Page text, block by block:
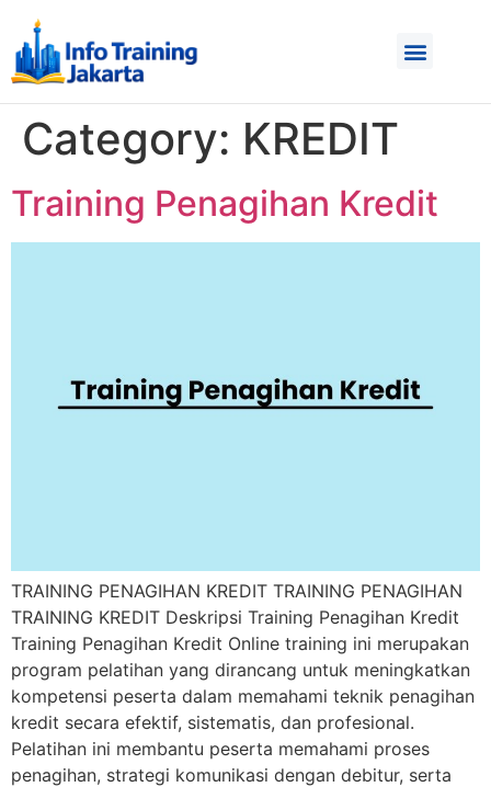
Category: KREDIT
Training Penagihan Kredit
TRAINING PENAGIHAN KREDIT TRAINING PENAGIHAN
TRAINING KREDIT Deskripsi Training Penagihan Kredit
Training Penagihan Kredit Online training ini merupakan
program pelatihan yang dirancang untuk meningkatkan
kompetensi peserta dalam memahami teknik penagihan
kredit secara efektif, sistematis, dan profesional.
Pelatihan ini membantu peserta memahami proses
penagihan, strategi komunikasi dengan debitur, serta